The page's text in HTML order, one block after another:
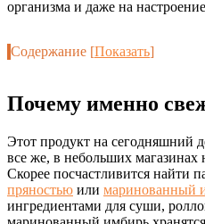
организма и даже на
Содержание [Показать]
Почему именно
Этот продукт на сегодняшний
все же, в небольших магазинах
Скорее посчастливится найти
пряностью или маринованный
ингредиентами для суши,